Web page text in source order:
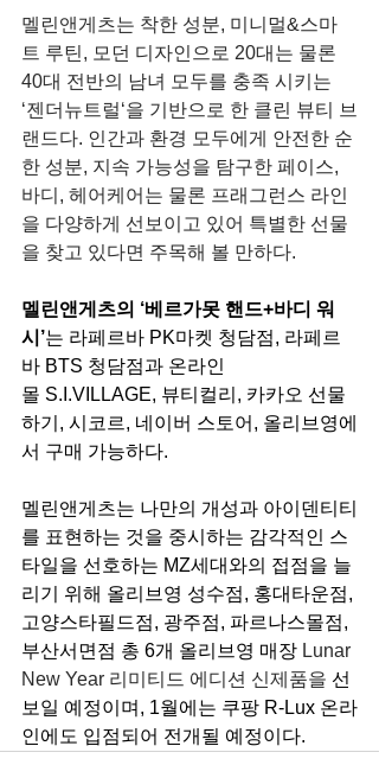
멜린앤게츠는 착한 성분, 미니멀&스마
트 루틴, 모던 디자인으로 20대는 물론
40대 전반의 남녀 모두를 충족 시키는
‘젠더뉴트럴‘을 기반으로 한 클린 뷰티 브
랜드다. 인간과 환경 모두에게 안전한 순
한 성분, 지속 가능성을 탐구한 페이스,
바디, 헤어케어는 물론 프래그런스 라인
을 다양하게 선보이고 있어 특별한 선물
을 찾고 있다면 주목해 볼 만하다.
멜린앤게츠의 ‘베르가못 핸드+바디 워
시’는 라페르바 PK마켓 청담점, 라페르
바 BTS 청담점과 온라인
몰 S.I.VILLAGE, 뷰티컬리, 카카오 선물
하기, 시코르, 네이버 스토어, 올리브영에
서 구매 가능하다.
멜린앤게츠는 나만의 개성과 아이덴티티
를 표현하는 것을 중시하는 감각적인 스
타일을 선호하는 MZ세대와의 접점을 늘
리기 위해 올리브영 성수점, 홍대타운점,
고양스타필드점, 광주점, 파르나스몰점,
부산서면점 총 6개 올리브영 매장 Lunar
New Year 리미티드 에디션 신제품을 선
보일 예정이며, 1월에는 쿠팡 R-Lux 온라
인에도 입점되어 전개될 예정이다.